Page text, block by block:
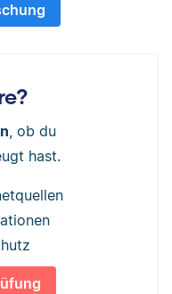
, ob du
hast.